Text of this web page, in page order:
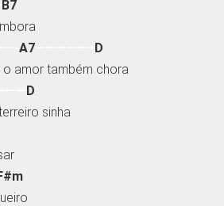
B7
A7—————– D
o amor também chora
D
sinha